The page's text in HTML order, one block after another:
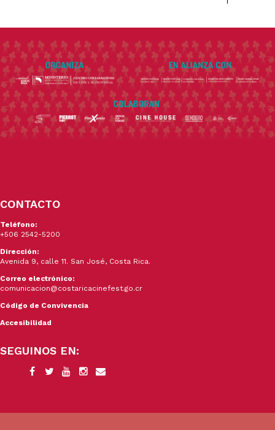
CONTACTO
Teléfono:
+506 2542-5200
Dirección:
Avenida 9, calle 11. San José, Costa Rica.
Correo electrónico:
comunicacion@costaricacinefest.go.cr
Código de Convivencia
Accesibilidad
SEGUINOS EN: